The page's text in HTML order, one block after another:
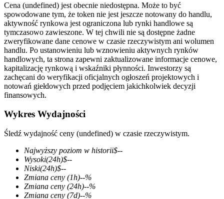
Kontrakty terminowe na USDT
Kontrakty futures wykorzystujące USDT jako zabezpieczenie
Kontrakty terminowe COIN-M
Kontrakty terminowe na kryptowaluty
Cena (undefined) jest obecnie niedostępna. Może to być
spowodowane tym, że token nie jest jeszcze notowany do handlu,
aktywność rynkowa jest ograniczona lub rynki handlowe są
tymczasowo zawieszone. W tej chwili nie są dostępne żadne
zweryfikowane dane cenowe w czasie rzeczywistym ani wolumen
handlu. Po ustanowieniu lub wznowieniu aktywnych rynków
handlowych, ta strona zapewni zaktualizowane informacje cenowe,
kapitalizację rynkową i wskaźniki płynności. Inwestorzy są
zachęcani do weryfikacji oficjalnych ogłoszeń projektowych i
notowań giełdowych przed podjęciem jakichkolwiek decyzji
finansowych.
Wykres Wydajności
Śledź wydajność ceny (undefined) w czasie rzeczywistym.
Najwyższy poziom w historii$--
Wysoki(24h)$--
Niski(24h)$--
Zmiana ceny (1h)--%
Zmiana ceny (24h)--%
Zmiana ceny (7d)--%